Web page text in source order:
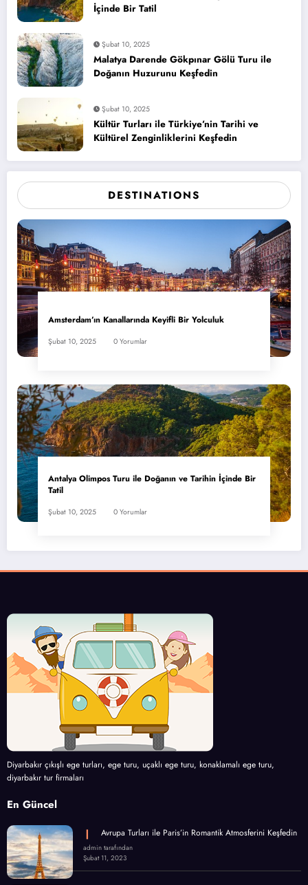
İçinde Bir Tatil
Şubat 10, 2025
Malatya Darende Gökpınar Gölü Turu ile
Doğanın Huzurunu Keşfedin
Şubat 10, 2025
Kültür Turları ile Türkiye’nin Tarihi ve
Kültürel Zenginliklerini Keşfedin
DESTINATIONS
Amsterdam’ın Kanallarında Keyifli Bir Yolculuk
Şubat 10, 2025 0 Yorumlar
Antalya Olimpos Turu ile Doğanın ve Tarihin İçinde Bir
Tatil
Şubat 10, 2025 0 Yorumlar
Diyarbakır çıkışlı ege turları, ege turu, uçaklı ege turu, konaklamalı ege turu,
diyarbakır tur firmaları
En Güncel
Avrupa Turları ile Paris’in Romantik Atmosferini Keşfedin
admin tarafından
Şubat 11, 2023